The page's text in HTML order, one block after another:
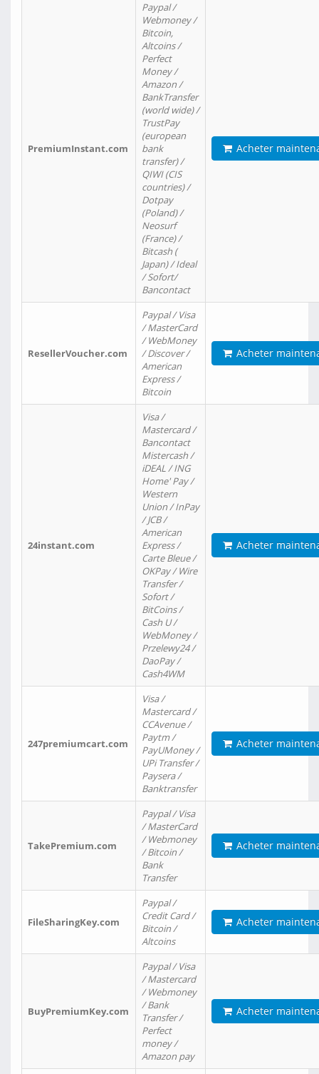
PremiumInstant.com
Paypal /
Webmoney /
Bitcoin,
Altcoins /
Perfect
Money /
Amazon /
BankTransfer
(world wide) /
TrustPay
(european
bank
transfer) /
QIWI (CIS
countries) /
Dotpay
(Poland) /
Neosurf
(France) /
Bitcash (
Japan) / Ideal
/ Sofort/
Bancontact
Acheter
ResellerVoucher.com
Paypal / Visa
/ MasterCard
/ WebMoney
/ Discover /
American
Express /
Bitcoin
Acheter
24instant.com
Visa /
Mastercard /
Bancontact
Mistercash /
iDEAL / ING
Home' Pay /
Western
Union / InPay
/ JCB /
American
Express /
Carte Bleue /
OKPay / Wire
Transfer /
Sofort /
BitCoins /
Cash U /
WebMoney /
Przelewy24 /
DaoPay /
Cash4WM
Acheter
247premiumcart.com
Visa /
Mastercard /
CCAvenue /
Paytm /
PayUMoney /
UPi Transfer /
Paysera /
Banktransfer
Acheter
TakePremium.com
Paypal / Visa
/ MasterCard
/ Webmoney
/ Bitcoin /
Bank
Transfer
Acheter
FileSharingKey.com
Paypal /
Credit Card /
Bitcoin /
Altcoins
Acheter
BuyPremiumKey.com
Paypal / Visa
/ Mastercard
/ Webmoney
/ Bank
Transfer /
Perfect
money /
Amazon pay
Acheter